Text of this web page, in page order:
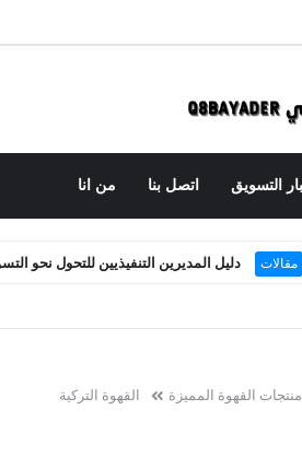
التسويق اتصل بنا من انا
مقالات دليل المديرين التنفيذيين للتحول نحو مقالات العنوان الاستراتيجي: هندسة التدفق
منتجات القهوة المميزة القهوة التركية